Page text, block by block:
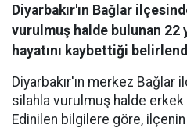
Diyarbakır'ın Bağlar
vurulmuş halde bulunan 22
hayatını kaybettiği
Diyarbakır'ın merkez Bağlar
silahla vurulmuş halde
Edinilen bilgilere göre,